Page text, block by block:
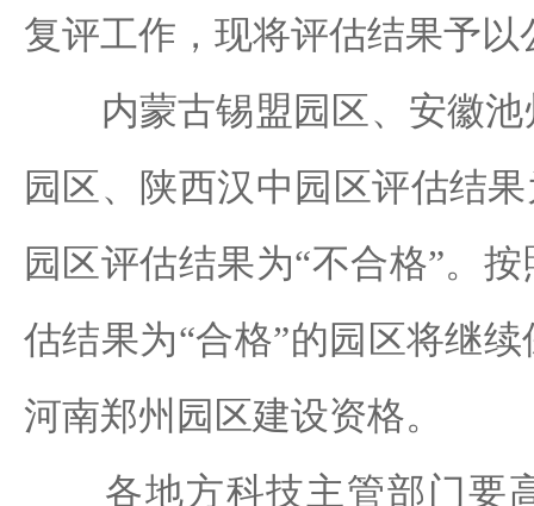
复评工作，现将评估结果予
内蒙古锡盟园区、安徽池
园区、陕西汉中园区评估结
园区评估结果为“不合格”。
估结果为“合格”的园区将继
河南郑州园区建设资格。
各地方科技主管部门要